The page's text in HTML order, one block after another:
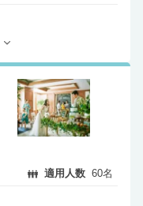
適用人数 60名